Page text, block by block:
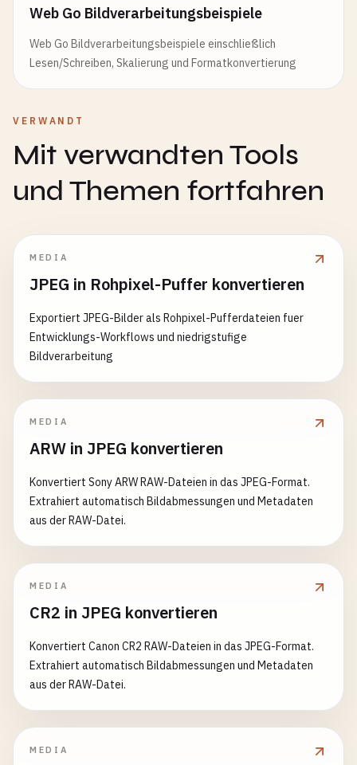
Web Go Bildverarbeitungsbeispiele
Web Go Bildverarbeitungsbeispiele einschließlich
Lesen/Schreiben, Skalierung und Formatkonvertierung
VERWANDT
Mit verwandten Tools
und Themen fortfahren
MEDIA
JPEG in Rohpixel-Puffer konvertieren
Exportiert JPEG-Bilder als Rohpixel-Pufferdateien fuer
Entwicklungs-Workflows und niedrigstufige
Bildverarbeitung
MEDIA
ARW in JPEG konvertieren
Konvertiert Sony ARW RAW-Dateien in das JPEG-Format.
Extrahiert automatisch Bildabmessungen und Metadaten
aus der RAW-Datei.
MEDIA
CR2 in JPEG konvertieren
Konvertiert Canon CR2 RAW-Dateien in das JPEG-Format.
Extrahiert automatisch Bildabmessungen und Metadaten
aus der RAW-Datei.
MEDIA